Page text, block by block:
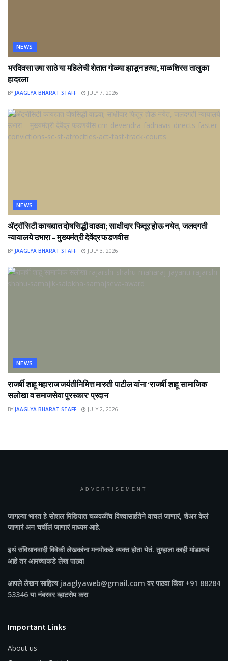
NEWS
भरदिवसा उषा साठे या महिलेची शेतात गोळ्या झाडून हत्या; माळशिरस तालुका
हादरला
BY JAAGLYA BHARAT STAFF JULY 7, 2026
NEWS
ॲट्रॉसिटी कायद्यात दोषसिद्धी वाढवा; साक्षीदार फितूर होऊ नयेत, जलदगती
न्यायालये उभारा – मुख्यमंत्री देवेंद्र फडणवीस
BY JAAGLYA BHARAT STAFF JULY 3, 2026
NEWS
राजर्षी शाहू महाराज जयंतीनिमित्त मारुती पाटील यांना ‘राजर्षी शाहू सामाजिक
सलोखा व समाजसेवा पुरस्कार’ प्रदान
BY JAAGLYA BHARAT STAFF JULY 2, 2026
ADVERTISEMENT
जागल्या भारतहे सोशल मिडियात चळवळींच विश्वासार्हतेने वाचलं जाणारं, शेअर केलं
जाणारं अन चर्चीलं जाणारं माध्यम आहे.
इथं संविधानवादी विवेकी लेखकांना मनमोकळे व्यक्त होता येतं. तुम्हाला काही मांडायचं
आहे तर आमच्याकडे लेख पाठवा
आपले लेखन साहित्य jaaglyaweb@gmail.com वर पाठवा किंवा +91 88284
53346 या नंबरवर व्हाटसेप करा
Important Links
About us